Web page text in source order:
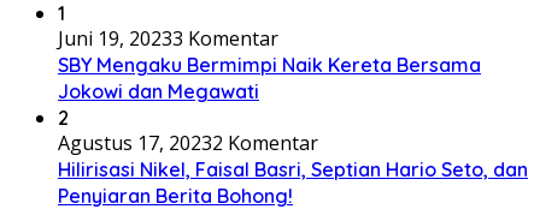
1
Juni 19, 20233 Komentar
SBY Mengaku Bermimpi Naik Kereta Bersama
Jokowi dan Megawati
2
Agustus 17, 20232 Komentar
Hilirisasi Nikel, Faisal Basri, Septian Hario Seto, dan
Penyiaran Berita Bohong!